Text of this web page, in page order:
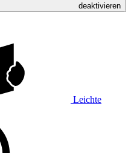
deaktivieren
Leichte